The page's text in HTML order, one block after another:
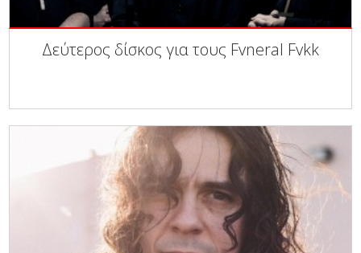
Δεύτερος δίσκος για τους Fvneral Fvkk